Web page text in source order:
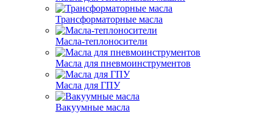
Трансформаторные масла
Масла-теплоносители
Масла для пневмоинструментов
Масла для ГПУ
Вакуумные масла